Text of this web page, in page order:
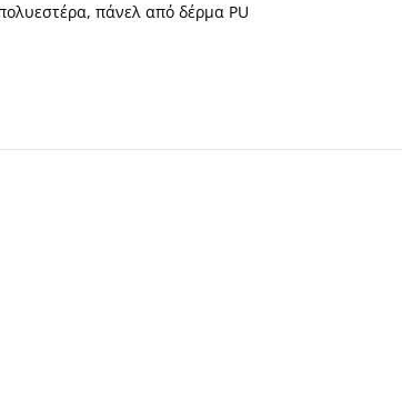
πάνελ από δέρμα PU